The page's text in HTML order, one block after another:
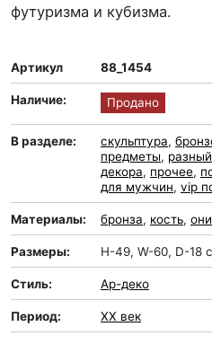
футуризма и кубизма.
Артикул 88_1454
Наличие: Продано
В разделе: скульптура,
предметы,
декора, прочее,
для мужчин, vip
Материалы: бронза, кость,
Размеры: H-49, W-60, D-18
Стиль: Ар-деко
Период: XX век